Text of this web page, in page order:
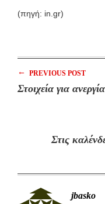
(πηγή: in.gr)
← PREVIOUS POST
Στοιχεία για ανεργία
Στις
jbasko